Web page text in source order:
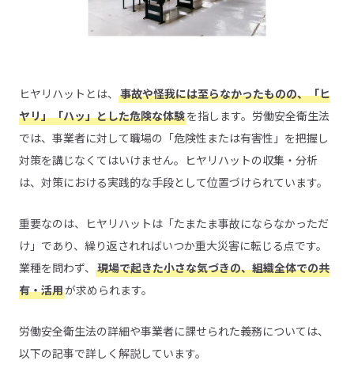
ヒヤリハットとは、 事故や怪我には至らなかったものの、「ヒ
ヤリ」「ハッ」とした危険な体験を指します。労働安全衛生法
では、事業者に対して職場の「危険性または有害性」を把握し
対策を講じなくてはいけません。ヒヤリハットの収集・分析
は、対策における実践的な手段として位置づけられています。
重要なのは、ヒヤリハットは「たまたま事故にならなかっただ
け」であり、繰り返されればいつか重大災害に転じる点です。
業種を問わず、 現場で起きた小さな気づきの、組織全体での共
有・活用が求められます。
労働安全衛生法の詳細や事業者に課せられた義務については、
以下の記事で詳しく解説しています。